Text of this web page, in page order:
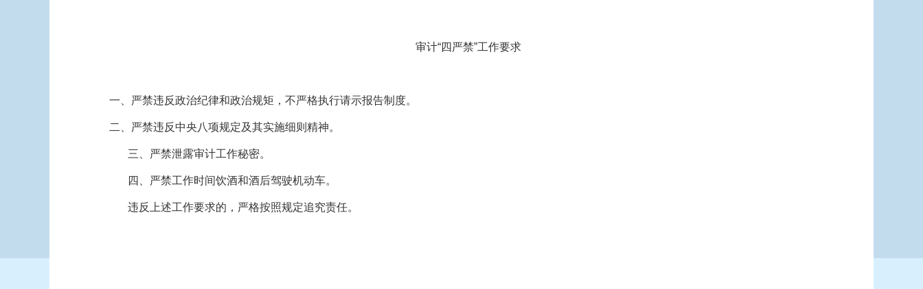
审计“四严禁”工作要求
一、严禁违反政治纪律和政治规矩，不严格执行请示报告制度。
二、严禁违反中央八项规定及其实施细则精神。
三、严禁泄露审计工作秘密。
四、严禁工作时间饮酒和酒后驾驶机动车。
违反上述工作要求的，严格按照规定追究责任。